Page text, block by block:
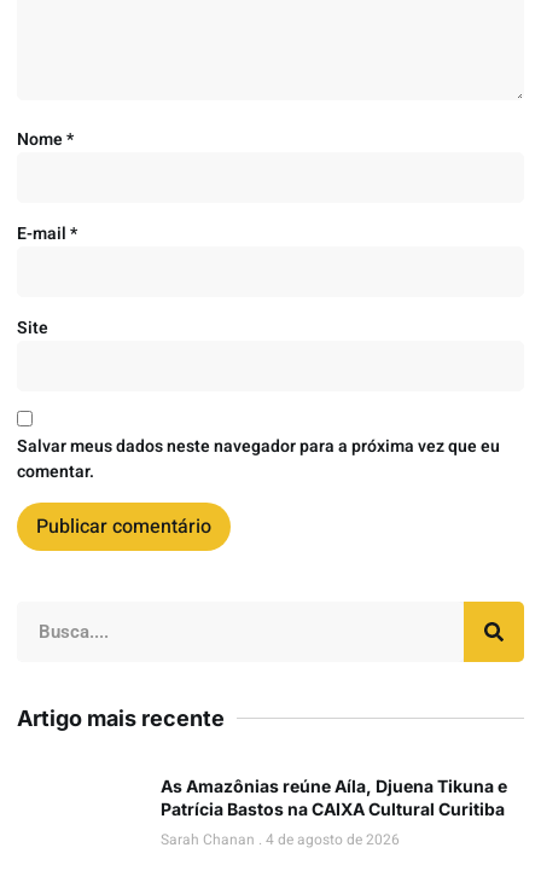
Nome*
E-mail*
Site
Salvar meus dados neste navegador para a próxima vez que eu
comentar.
Artigo mais recente
As Amazônias reúne Aíla, Djuena Tikuna e
Patrícia Bastos na CAIXA Cultural Curitiba
Sarah Chanan 4 de agosto de 2026